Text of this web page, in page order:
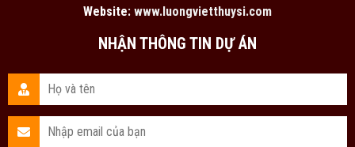
Website: www.luongvietthuysi.com
NHẬN THÔNG TIN DỰ ÁN